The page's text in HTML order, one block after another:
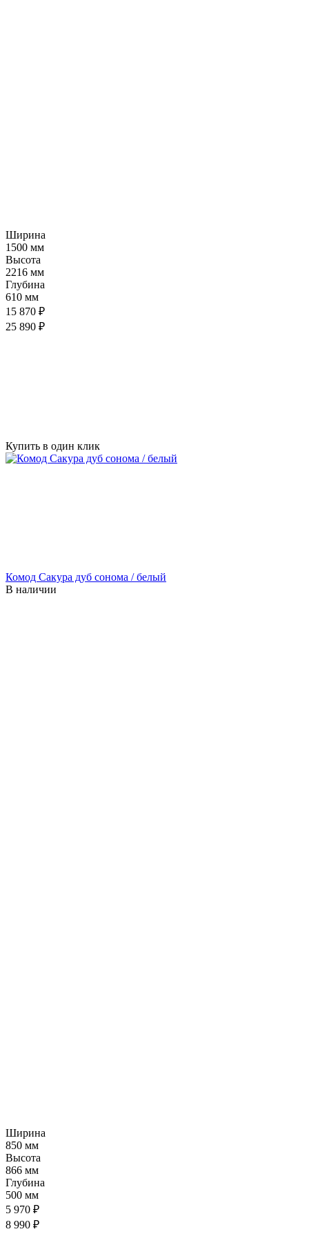
Ширина
1500 мм
Высота
2216 мм
Глубина
610 мм
15 870 ₽
25 890 ₽
Купить в один клик
Комод Сакура дуб сонома / белый
В наличии
Ширина
850 мм
Высота
866 мм
Глубина
500 мм
5 970 ₽
8 990 ₽